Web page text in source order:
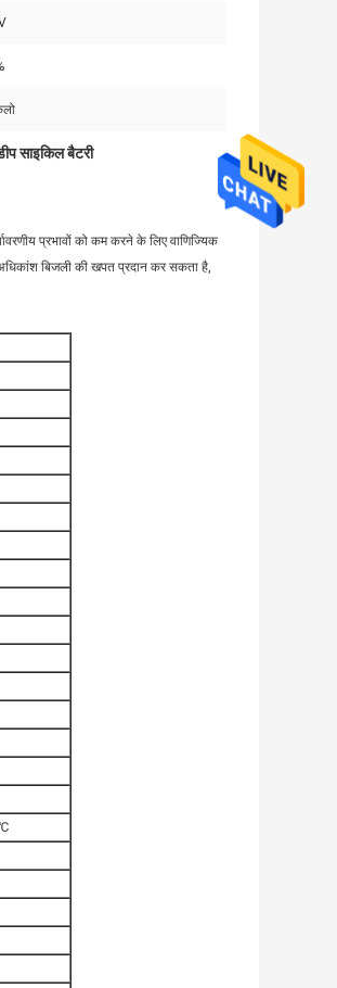
साइकिल बैटरी
प्रभावों को कम करने के लिए वाणिज्यिक
बिजली की खपत प्रदान कर सकता है,